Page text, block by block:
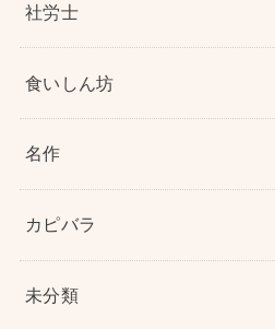
社労士
食いしん坊
名作
カピバラ
未分類